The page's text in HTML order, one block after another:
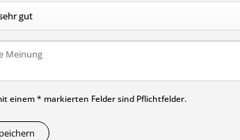
einem * markierten Felder sind Pflichtfelder.